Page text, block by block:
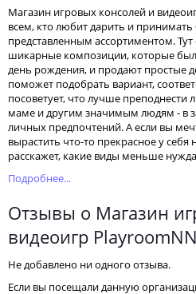
Магазин игровых консолей и
всем, кто любит дарить и принимать
представленным ассортиментом. Тут
шикарные композиции, которые
день рождения, и продают простые
поможет подобрать вариант,
посоветует, что лучше
маме и другим значимым людям - в
личных предпочтений. А если вы
вырастить что-то прекрасное у себя
расскажет, какие виды меньше
Подробнее...
Отзывы о Магазин
видеоигр PlayroomNN
Не добавлено ни одного отзыва.
Если вы посещали данную